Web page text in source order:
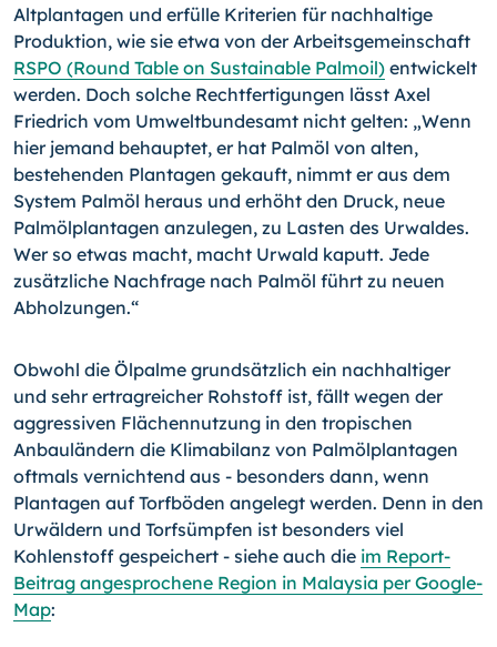
Altplantagen und erfülle Kriterien für nachhaltige
Produktion, wie sie etwa von der Arbeitsgemeinschaft
RSPO (Round Table on Sustainable Palmoil) entwickelt
werden. Doch solche Rechtfertigungen lässt Axel
Friedrich vom Umweltbundesamt nicht gelten: „Wenn
hier jemand behauptet, er hat Palmöl von alten,
bestehenden Plantagen gekauft, nimmt er aus dem
System Palmöl heraus und erhöht den Druck, neue
Palmölplantagen anzulegen, zu Lasten des Urwaldes.
Wer so etwas macht, macht Urwald kaputt. Jede
zusätzliche Nachfrage nach Palmöl führt zu neuen
Abholzungen.“
Obwohl die Ölpalme grundsätzlich ein nachhaltiger
und sehr ertragreicher Rohstoff ist, fällt wegen der
aggressiven Flächennutzung in den tropischen
Anbauländern die Klimabilanz von Palmölplantagen
oftmals vernichtend aus - besonders dann, wenn
Plantagen auf Torfböden angelegt werden. Denn in den
Urwäldern und Torfsümpfen ist besonders viel
Kohlenstoff gespeichert - siehe auch die im Report-
Beitrag angesprochene Region in Malaysia per Google-
Map: